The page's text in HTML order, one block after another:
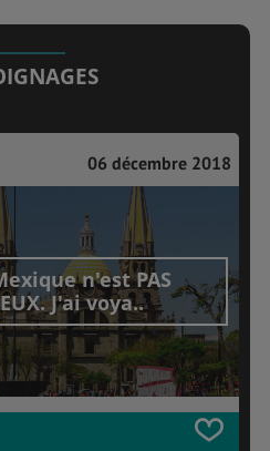
06 décembre 2018
n'est PAS
J'ai voya..